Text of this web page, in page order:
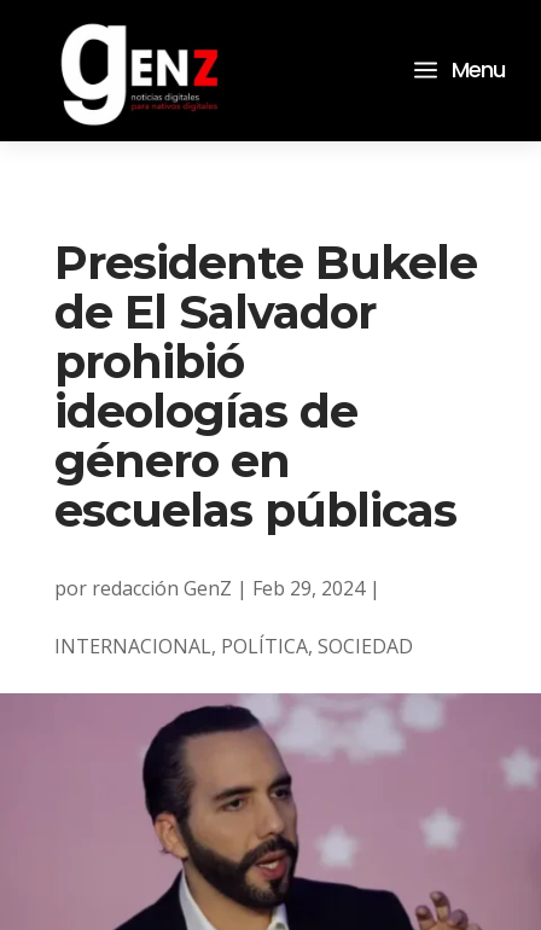
a Menu
Presidente Bukele
de El Salvador
prohibió
ideologías de
género en
escuelas públicas
por redacción GenZ | Feb 29, 2024|
INTERNACIONAL, POLÍTICA, SOCIEDAD